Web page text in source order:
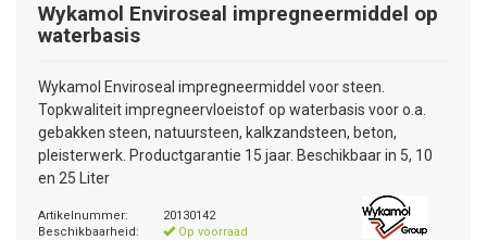
Wykamol Enviroseal impregneermiddel op
waterbasis
Wykamol Enviroseal impregneermiddel voor steen.
Topkwaliteit impregneervloeistof op waterbasis voor o.a.
gebakken steen, natuursteen, kalkzandsteen, beton,
pleisterwerk. Productgarantie 15 jaar. Beschikbaar in 5, 10
en 25 Liter
Artikelnummer:
20130142
Beschikbaarheid:
Op voorraad